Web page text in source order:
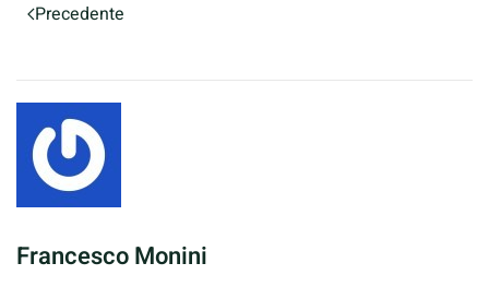
Precedente
Francesco Monini